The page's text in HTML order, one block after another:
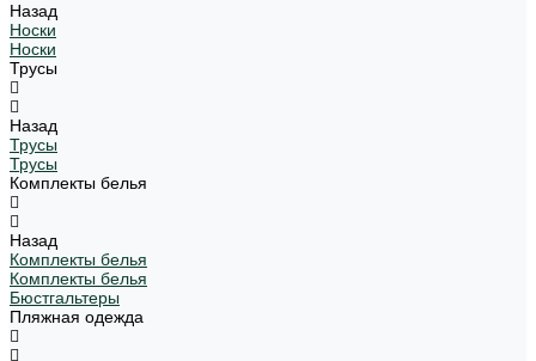
Назад
Носки
Носки
Трусы
Назад
Трусы
Трусы
Комплекты белья
Назад
Комплекты белья
Комплекты белья
Бюстгальтеры
Пляжная одежда